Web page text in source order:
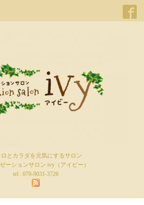
ロとカラダを元気にするサロン
ーションサロン ivy（アイビー）
tel : 070-9031-3726